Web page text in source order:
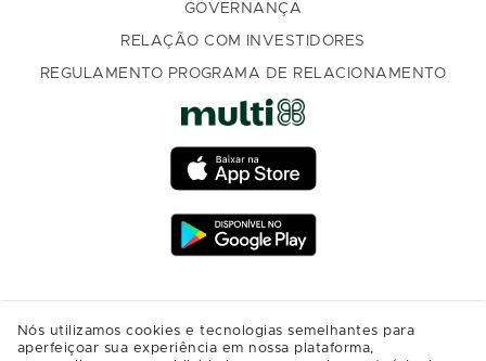
Nós utilizamos cookies e tecnologias semelhantes para
aperfeiçoar sua experiência em nossa plataforma,
GOVERNANÇA
RELAÇÃO COM INVESTIDORES
REGULAMENTO PROGRAMA DE RELACIONAMENTO